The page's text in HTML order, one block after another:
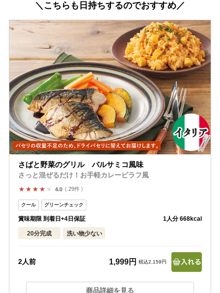
＼こちらも日持ちするのでおすすめ／
さばと野菜のグリル バルサミコ風味
さっと混ぜるだけ！お手軽カレーピラフ風
4.0 29件
賞味期限 到着日+4日保証 1人分 668kcal
20分完成 洗い物少ない
2人前 1,999円 税込2,159円
商品詳細を見る